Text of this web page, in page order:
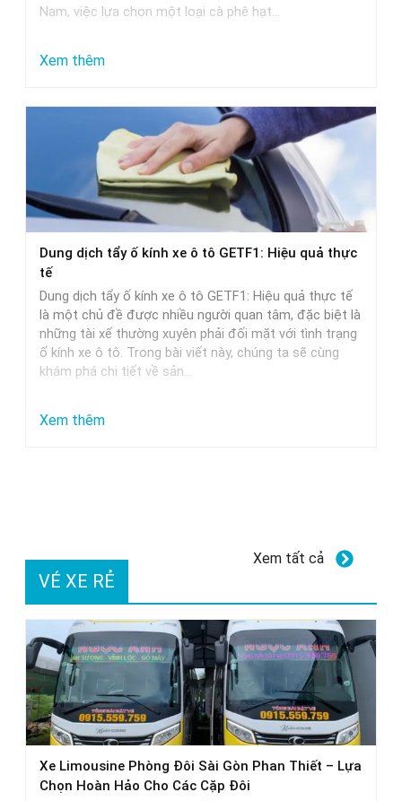
Nam, việc lựa chọn một loại cà phê hạt…
Xem thêm:
Ý
Chọn
Mua
Cà
Phê
Hạt
Cao
Cấp:
Trung
Nguyên,
Milano
Dung dịch tẩy ố kính xe ô tô GETF1: Hiệu quả thực
tế
Dung dịch tẩy ố kính xe ô tô GETF1: Hiệu quả thực tế
là một chủ đề được nhiều người quan tâm, đặc biệt là
những tài xế thường xuyên phải đối mặt với tình trạng
ố kính xe ô tô. Trong bài viết này, chúng ta sẽ cùng
khám phá chi tiết về sản…
Xem thêm:
xe
tô
GETF1:
quả
thực
tế
VÉ XE RẺ
Xem tất cả
Xe Limousine Phòng Đôi Sài Gòn Phan Thiết – Lựa
Chọn Hoàn Hảo Cho Các Cặp Đôi